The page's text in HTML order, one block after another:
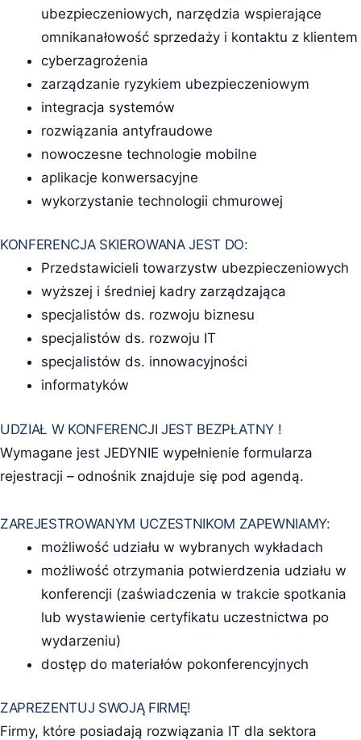
ubezpieczeniowych, narzędzia wspierające
omnikanałowość sprzedaży i kontaktu z klientem
cyberzagrożenia
zarządzanie ryzykiem ubezpieczeniowym
integracja systemów
rozwiązania antyfraudowe
nowoczesne technologie mobilne
aplikacje konwersacyjne
wykorzystanie technologii chmurowej
KONFERENCJA SKIEROWANA JEST DO:
Przedstawicieli towarzystw ubezpieczeniowych
wyższej i średniej kadry zarządzająca
specjalistów ds. rozwoju biznesu
specjalistów ds. rozwoju IT
specjalistów ds. innowacyjności
informatyków
UDZIAŁ W KONFERENCJI JEST BEZPŁATNY !
Wymagane jest JEDYNIE wypełnienie formularza
rejestracji – odnośnik znajduje się pod agendą.
ZAREJESTROWANYM UCZESTNIKOM ZAPEWNIAMY:
możliwość udziału w wybranych wykładach
możliwość otrzymania potwierdzenia udziału w
konferencji (zaświadczenia w trakcie spotkania
lub wystawienie certyfikatu uczestnictwa po
wydarzeniu)
dostęp do materiałów pokonferencyjnych
ZAPREZENTUJ SWOJĄ FIRMĘ!
Firmy, które posiadają rozwiązania IT dla sektora